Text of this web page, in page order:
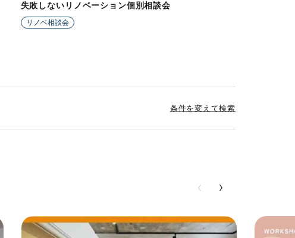
失敗しないリノベーション個別相談会
リノベ相談会
条件を変えて検索